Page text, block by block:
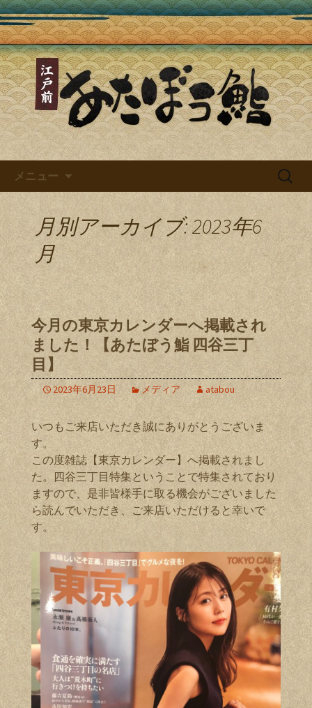
あたぼう鮨ブログ～四谷三丁目
で味わえる本格江戸前寿司～
あたぼう鮨ブログ
メニュー
検
月別アーカイブ: 2023年6
月
今月の東京カレンダーへ掲載され
ました！【あたぼう鮨 四谷三丁
目】
2023年6月23日 メディア atabou
いつもご来店いただき誠にありがとうございま
す。
この度雑誌【東京カレンダー】へ掲載されまし
た。四谷三丁目特集ということで特集されており
ますので、是非皆様手に取る機会がございました
ら読んでいただき、ご来店いただけると幸いで
す。